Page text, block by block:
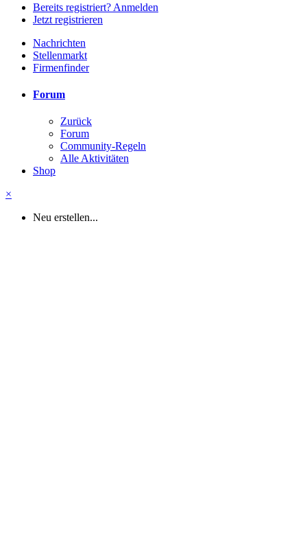
Bereits registriert? Anmelden
Jetzt registrieren
Nachrichten
Stellenmarkt
Firmenfinder
Forum
Zurück
Forum
Community-Regeln
Alle Aktivitäten
Shop
×
Neu erstellen...